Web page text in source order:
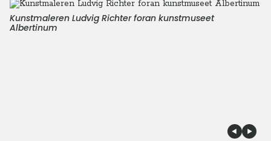
Kunstmaleren Ludvig Richter foran kunstmuseet
Albertinum